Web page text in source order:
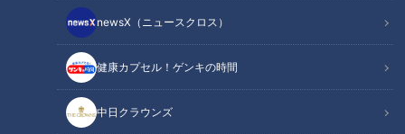
newsX（ニュースクロス）
健康カプセル！ゲンキの時間
中日クラウンズ